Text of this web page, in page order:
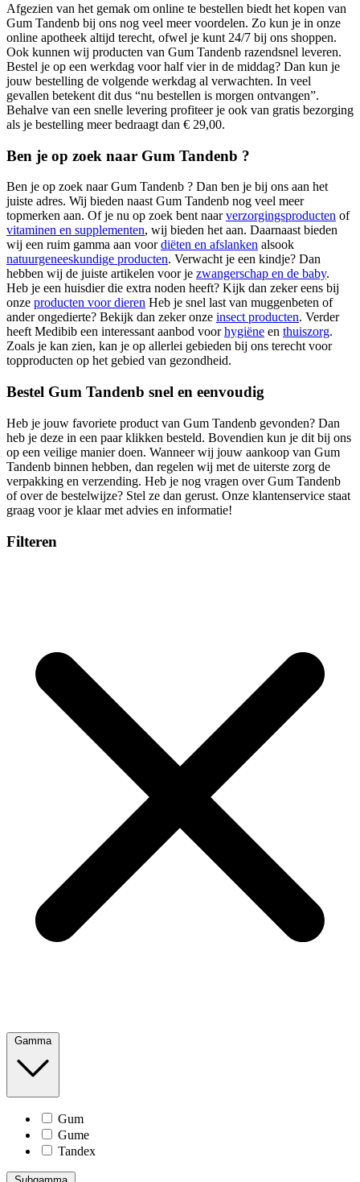
Afgezien van het gemak om online te bestellen biedt het kopen van
Gum Tandenb bij ons nog veel meer voordelen. Zo kun je in onze
online apotheek altijd terecht, ofwel je kunt 24/7 bij ons shoppen.
Ook kunnen wij producten van Gum Tandenb razendsnel leveren.
Bestel je op een werkdag voor half vier in de middag? Dan kun je
jouw bestelling de volgende werkdag al verwachten. In veel
gevallen betekent dit dus “nu bestellen is morgen ontvangen”.
Behalve van een snelle levering profiteer je ook van gratis bezorging
als je bestelling meer bedraagt dan € 29,00.
Ben je op zoek naar Gum Tandenb ?
Ben je op zoek naar Gum Tandenb ? Dan ben je bij ons aan het
juiste adres. Wij bieden naast Gum Tandenb nog veel meer
topmerken aan. Of je nu op zoek bent naarverzorgingsproducten of
vitaminen en supplementen, wij bieden het aan. Daarnaast bieden
wij een ruim gamma aan voordiëten en afslanken alsook
natuurgeneeskundige producten. Verwacht je een kindje? Dan
hebben wij de juiste artikelen voor je zwangerschap en de baby.
Heb je een huisdier die extra noden heeft? Kijk dan zeker eens bij
onze producten voor dieren Heb je snel last van muggenbeten of
ander ongedierte? Bekijk dan zeker onze insect producten. Verder
heeft Medibib een interessant aanbod voorhygiëne en thuiszorg.
Zoals je kan zien, kan je op allerlei gebieden bij ons terecht voor
topproducten op het gebied van gezondheid.
Bestel Gum Tandenb snel en eenvoudig
Heb je jouw favoriete product van Gum Tandenb gevonden? Dan
heb je deze in een paar klikken besteld. Bovendien kun je dit bij ons
op een veilige manier doen. Wanneer wij jouw aankoop van Gum
Tandenb binnen hebben, dan regelen wij met de uiterste zorg de
verpakking en verzending. Heb je nog vragen over Gum Tandenb
of over de bestelwijze? Stel ze dan gerust. Onze klantenservice staat
graag voor je klaar met advies en informatie!
Filteren
Gamma
Gum
Gume
Tandex